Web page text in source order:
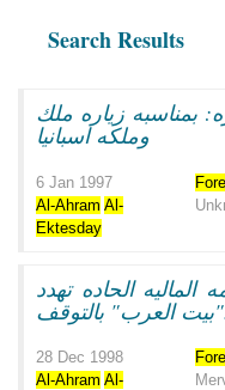
Search Results
بمناسبه زياره ملك
وملكه اسبانيا
6 Jan 1997
Al-Ahram Al-
Ektesday
الحاده تهدد
28 Dec 1998
Al-Ahram Al-